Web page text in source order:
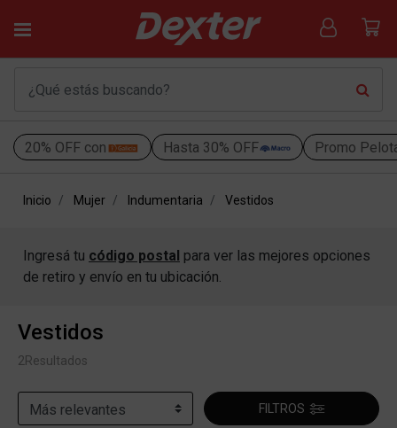
20% OFF con Hasta 30% OFF Promo
Inicio Mujer Indumentaria Vestidos
Ingresá tu código postal para ver las mejores opciones
de retiro y envío en tu ubicación.
Vestidos
2Resultados
FILTROS